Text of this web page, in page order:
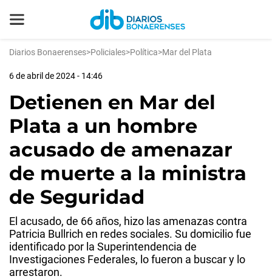
Diarios Bonaerenses>Policiales>Política>Mar del Plata
6 de abril de 2024 - 14:46
Detienen en Mar del
Plata a un hombre
acusado de amenazar
de muerte a la ministra
de Seguridad
El acusado, de 66 años, hizo las amenazas contra
Patricia Bullrich en redes sociales. Su domicilio fue
identificado por la Superintendencia de
Investigaciones Federales, lo fueron a buscar y lo
arrestaron.